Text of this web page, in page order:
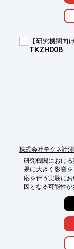
【活用シーン】
・精密測定が必要
・研究開発施設
【導入の効果】
【研究機関向
TKZH008
株式会社テクネ計測
研究機関におけ
果に大きく影響
応を伴う実験に
因となる可能性
分を効率的に除
ー、ポンプ、冷
ワンタイプで、
【活用シーン】
・ガス分析装置
・精密化学反応実